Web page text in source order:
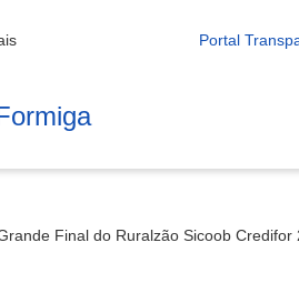
Portal
Final do Ruralzão Sicoob